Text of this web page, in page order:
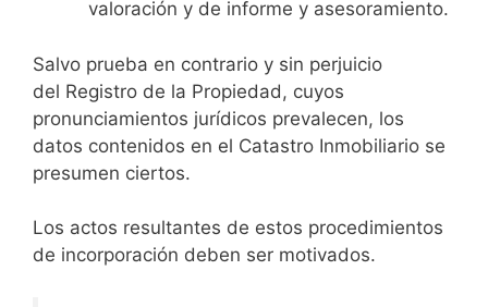
valoración y de informe y asesoramiento.
Salvo prueba en contrario y sin perjuicio
del Registro de la Propiedad, cuyos
pronunciamientos jurídicos prevalecen, los
datos contenidos en el Catastro Inmobiliario se
presumen ciertos.
Los actos resultantes de estos procedimientos
de incorporación deben ser motivados.